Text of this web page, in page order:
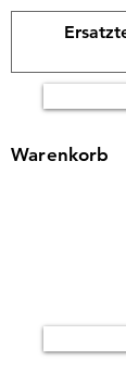
Warenkorb